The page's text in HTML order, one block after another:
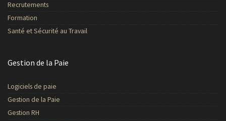
Recrutements
Formation
Santé et Sécurité au Travail
Gestion de la Paie
Logiciels de paie
Gestion de la Paie
Gestion RH